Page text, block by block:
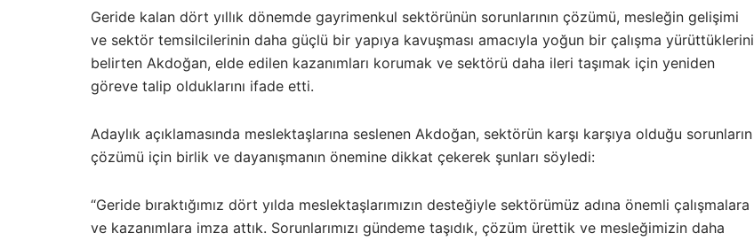
Geride kalan dört yıllık dönemde gayrimenkul sektörünün sorunlarının çözümü, mesleğin gelişimi
ve sektör temsilcilerinin daha güçlü bir yapıya kavuşması amacıyla yoğun bir çalışma yürüttüklerini
belirten Akdoğan, elde edilen kazanımları korumak ve sektörü daha ileri taşımak için yeniden
göreve talip olduklarını ifade etti.
Adaylık açıklamasında meslektaşlarına seslenen Akdoğan, sektörün karşı karşıya olduğu sorunların
çözümü için birlik ve dayanışmanın önemine dikkat çekerek şunları söyledi:
“Geride bıraktığımız dört yılda meslektaşlarımızın desteğiyle sektörümüz adına önemli çalışmalara
ve kazanımlara imza attık. Sorunlarımızı gündeme taşıdık, çözüm ürettik ve mesleğimizin daha